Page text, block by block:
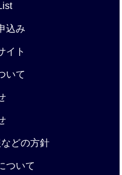
込み
イト
いて
どの方針
ついて